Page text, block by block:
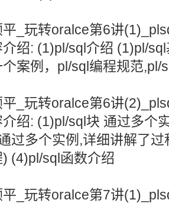
平_玩转oralce第6讲
介绍: (1)pl/sql介绍 (1)pl/
个案例，pl/sql编程规范,pl/
平_玩转oralce第6讲
介绍: (1)pl/sql块 通过多个
过多个实例,详细讲解了
) (4)pl/sql函数介绍
平_玩转oralce第7讲